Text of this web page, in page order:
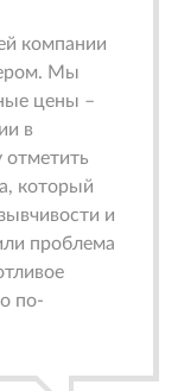
компании
Мы
цены –
в
отметить
который
и
проблема
по-